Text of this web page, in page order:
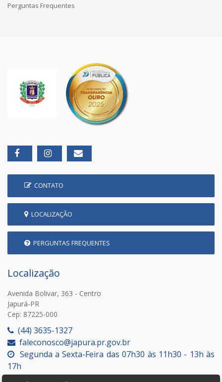
Perguntas Frequentes
CONTATO
LOCALIZAÇÃO
PERGUNTAS FREQUENTES
Localização
Avenida Bolivar, 363 - Centro
Japurá-PR
Cep: 87225-000
(44) 3635-1327
faleconosco@japura.pr.gov.br
Segunda a Sexta-Feira das 07h30 às 11h30 - 13h às
17h